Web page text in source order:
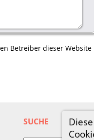
Betreiber dieser
SUCHE